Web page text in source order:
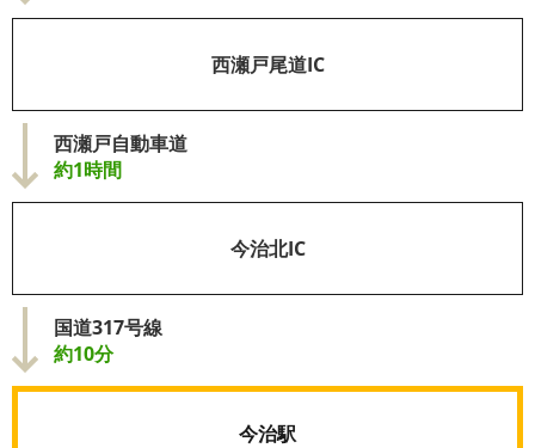
西瀬戸尾道IC
西瀬戸自動車道
約1時間
今治北IC
国道317号線
約10分
今治駅